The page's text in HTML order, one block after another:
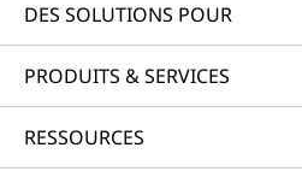
DES SOLUTIONS POUR
PRODUITS & SERVICES
RESSOURCES